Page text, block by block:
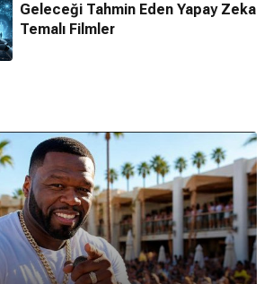
Geleceği Tahmin Eden Yapay Zeka
Temalı Filmler